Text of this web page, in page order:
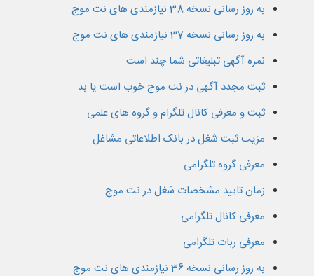
به روز رسانی نسخه 38 نیازمندی های نت موج
به روز رسانی نسخه 37 نیازمندی های نت موج
نمره آگهی تبلیغاتی شما چند است
ثبت مجدد آگهی در نت موج خوب است یا بد
ثبت و معرفی کانال تلگرام و گروه های علمی
مزیت ثبت شغل در بانک اطلاعاتی مشاغل
معرفی گروه تلگرامی
زمان تایید مشخصات شغل در نت موج
معرفی کانال تلگرامی
معرفی ربات تلگرامی
به روز رسانی نسخه 36 نیازمندی های نت موج